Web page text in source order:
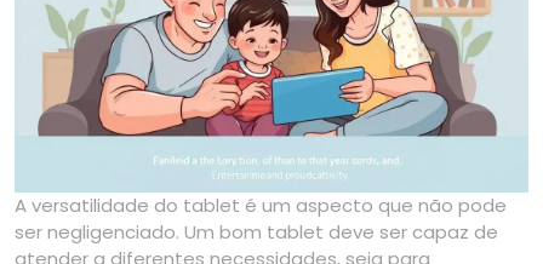
A versatilidade do tablet é um aspecto que não pode
ser negligenciado. Um bom tablet deve ser capaz de
atender a diferentes necessidades, seja para